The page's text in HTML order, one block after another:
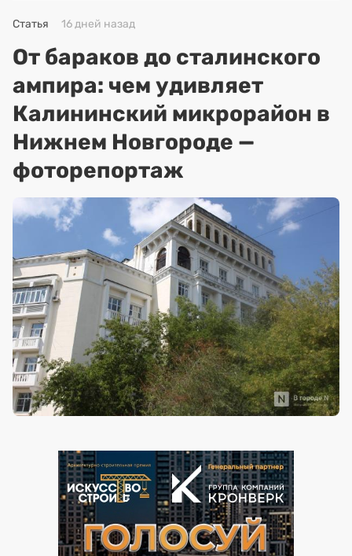
Статья 16 дней назад
От бараков до сталинского
ампира: чем удивляет
Калининский микрорайон в
Нижнем Новгороде —
фоторепортаж